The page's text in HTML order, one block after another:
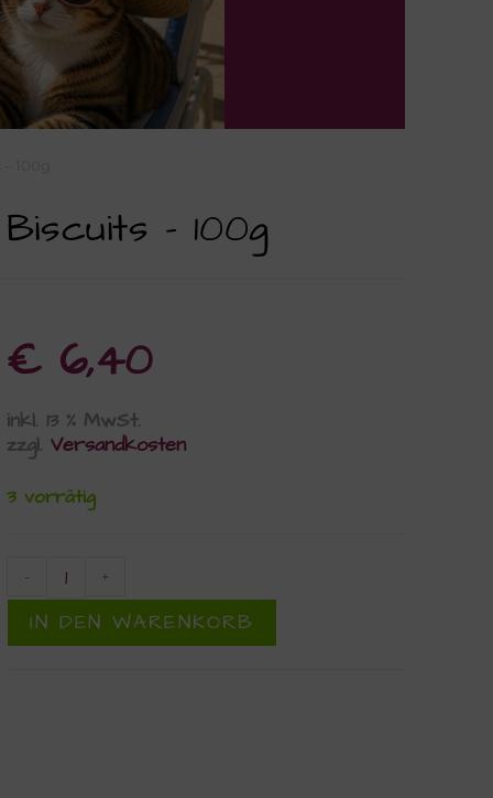
– 100g
€ 6,40
inkl. 13 % MwSt.
zzgl.Versandkosten
3 vorrätig
- +
IN DEN WARENKORB